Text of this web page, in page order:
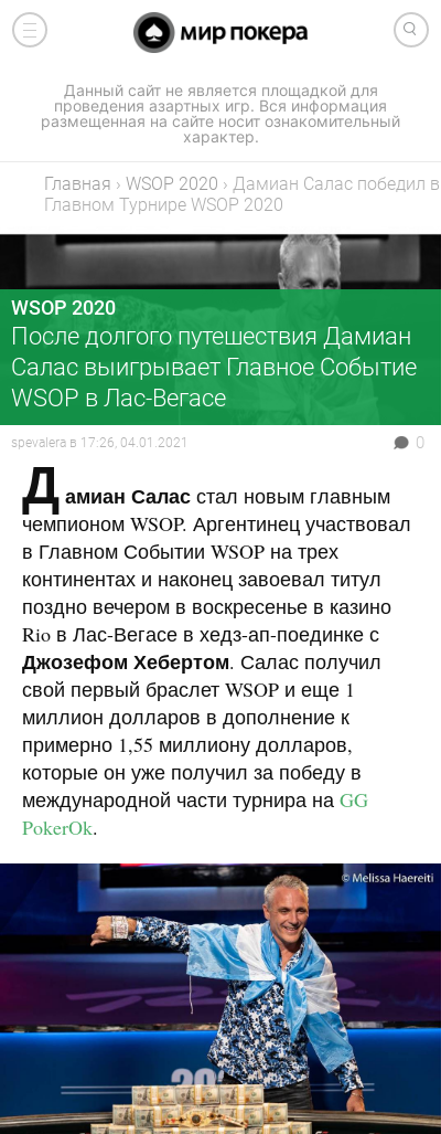
Данный сайт не является площадкой для
проведения азартных игр. Вся информация
размещенная на сайте носит ознакомительный
характер.
Главная › WSOP 2020 › Дамиан Салас победил в
Главном Турнире WSOP 2020
WSOP 2020
После долгого путешествия Дамиан
Салас выигрывает Главное Cобытие
WSOP в Лас-Вегасе
spevalera в 17:26, 04.01.2021 0
Дамиан Салас стал новым главным
чемпионом WSOP. Аргентинец участвовал
в Главном Событии WSOP на трех
континентах и ​​наконец завоевал титул
поздно вечером в воскресенье в казино
Rio в Лас-Вегасе в хедз-ап-поединке с
Джозефом Хебертом. Салас получил
свой первый браслет WSOP и еще 1
миллион долларов в дополнение к
примерно 1,55 миллиону долларов,
которые он уже получил за победу в
международной части турнира на GG
PokerOk.